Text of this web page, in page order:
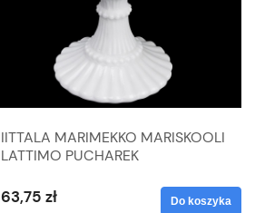
IITTALA MARIMEKKO MARISKOOLI
LATTIMO PUCHAREK
63,75 zł Do koszyka